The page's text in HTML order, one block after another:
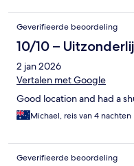
Geverifieerde beoordeling
10/10 –
2 jan 2026
Vertalen met Google
Good location and had a
Michael, reis van 4 nachten
Geverifieerde beoordeling